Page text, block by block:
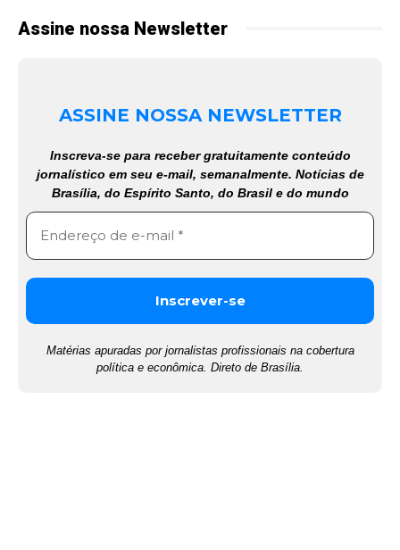
Assine nossa Newsletter
ASSINE NOSSA NEWSLETTER
Inscreva-se para receber gratuitamente conteúdo
jornalístico em seu e-mail, semanalmente. Notícias de
Brasília, do Espírito Santo, do Brasil e do mundo
Matérias apuradas por jornalistas profissionais na cobertura
política e econômica. Direto de Brasília.